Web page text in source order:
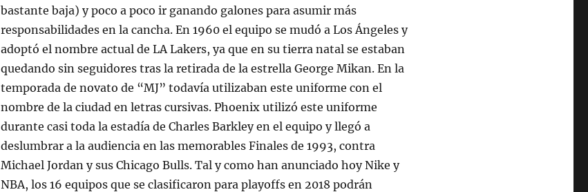
bastante baja) y poco a poco ir ganando galones para asumir más
responsabilidades en la cancha. En 1960 el equipo se mudó a Los Ángeles y
adoptó el nombre actual de LA Lakers, ya que en su tierra natal se estaban
quedando sin seguidores tras la retirada de la estrella George Mikan. En la
temporada de novato de “MJ” todavía utilizaban este uniforme con el
nombre de la ciudad en letras cursivas. Phoenix utilizó este uniforme
durante casi toda la estadía de Charles Barkley en el equipo y llegó a
deslumbrar a la audiencia en las memorables Finales de 1993, contra
Michael Jordan y sus Chicago Bulls. Tal y como han anunciado hoy Nike y
NBA, los 16 equipos que se clasificaron para playoffs en 2018 podrán